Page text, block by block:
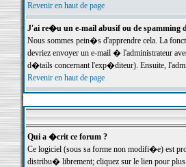
Revenir en haut de page
J'ai re�u un e-mail abusif ou de spamming
Nous sommes pein�s d'apprendre cela. La
devriez envoyer un e-mail � l'administrateur
d�tails concernant l'exp�diteur). Ensuite,
Revenir en haut de page
Qui a �crit ce forum ?
Ce logiciel (sous sa forme non modifi�e) est
distribu� librement; cliquez sur le lien pour